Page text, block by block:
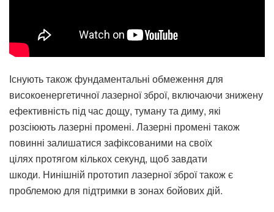
Існують також фундаментальні обмеження для
високоенергетичної лазерної зброї, включаючи знижену
ефективність під час дощу, туману та диму, які
розсіюють лазерні промені. Лазерні промені також
повинні залишатися зафіксованими на своїх
цілях протягом кількох секунд, щоб завдати
шкоди. Нинішній прототип лазерної зброї також є
проблемою для підтримки в зонах бойових дій.